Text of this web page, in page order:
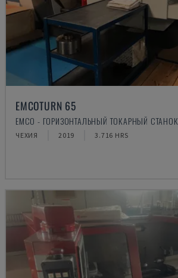
EMCOTURN 65
EMCO - ГОРИЗОНТАЛЬНЫЙ ТОКАРНЫЙ СТАНОК
ЧЕХИЯ 2019 3.716 HRS